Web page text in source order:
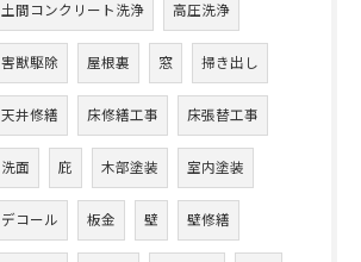
土間コンクリート洗浄 高圧洗浄
害獣駆除 屋根裏 窓 掃き出し
天井修繕 床修繕工事 床張替工事
洗面 庇 木部塗装 室内塗装
デコール 板金 壁 壁修繕